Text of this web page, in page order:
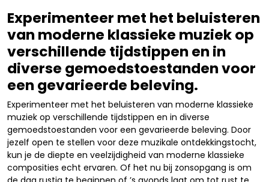
Experimenteer met het beluisteren
van moderne klassieke muziek op
verschillende tijdstippen en in
diverse gemoedstoestanden voor
een gevarieerde beleving.
Experimenteer met het beluisteren van moderne klassieke
muziek op verschillende tijdstippen en in diverse
gemoedstoestanden voor een gevarieerde beleving. Door
jezelf open te stellen voor deze muzikale ontdekkingstocht,
kun je de diepte en veelzijdigheid van moderne klassieke
composities echt ervaren. Of het nu bij zonsopgang is om